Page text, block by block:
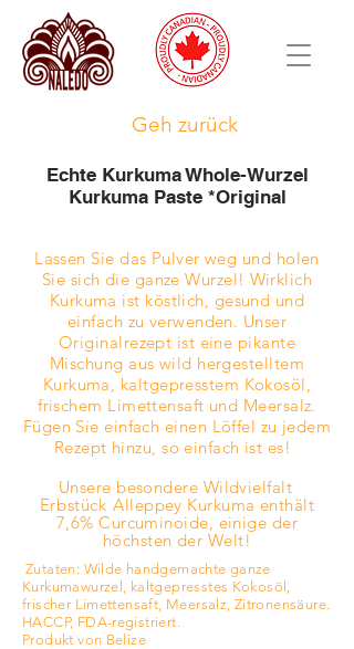
Geh zurück
Echte Kurkuma Whole-Wurzel
Kurkuma Paste *Original
Lassen Sie das Pulver weg und holen
Sie sich die ganze Wurzel! Wirklich
Kurkuma ist köstlich, gesund und
einfach zu verwenden. Unser
Originalrezept ist eine pikante
Mischung aus wild hergestelltem
Kurkuma, kaltgepresstem Kokosöl,
frischem Limettensaft und Meersalz.
Fügen Sie einfach einen Löffel zu jedem
Rezept hinzu, so einfach ist es!
Unsere besondere Wildvielfalt
Erbstück Alleppey Kurkuma enthält
7,6% Curcuminoide, einige der
höchsten der Welt!
Zutaten: Wilde handgemachte ganze
Kurkumawurzel, kaltgepresstes Kokosöl,
frischer Limettensaft, Meersalz, Zitronensäure.
HACCP, FDA-registriert.
Produkt von Belize